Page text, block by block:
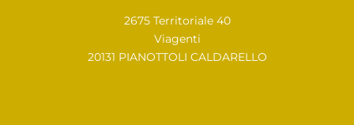
2675 Territoriale 40
Viagenti
20131 PIANOTTOLI CALDARELLO